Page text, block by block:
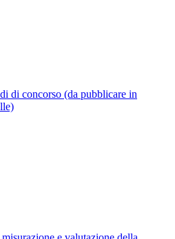
di concorso (da pubblicare in